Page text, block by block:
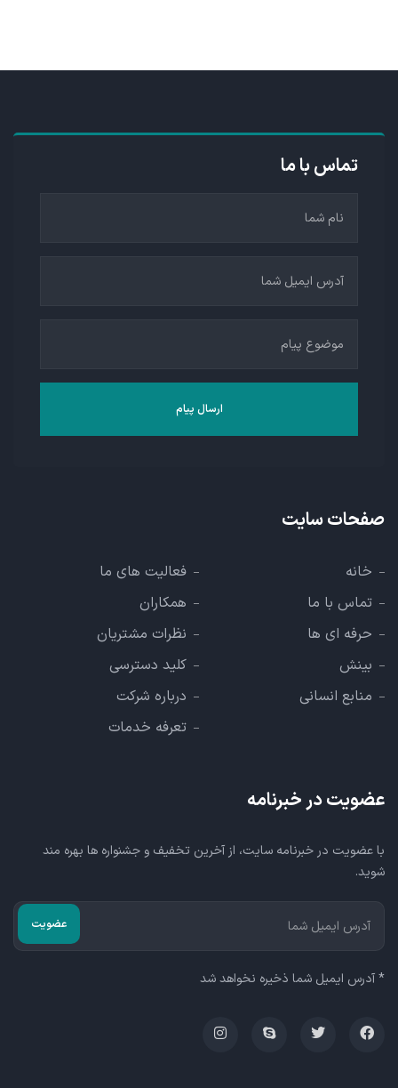
تماس با ما
صفحات سایت
فعالیت های ما
همکاران
نظرات مشتریان
کلید دسترسی
درباره شرکت
تعرفه خدمات
خانه
تماس با ما
حرفه ای ها
بینش
منابع انسانی
عضویت در خبرنامه
با عضویت در خبرنامه سایت، از آخرین تخفیف و جشنواره ها بهره مند
شوید.
* آدرس ایمیل شما ذخیره نخواهد شد